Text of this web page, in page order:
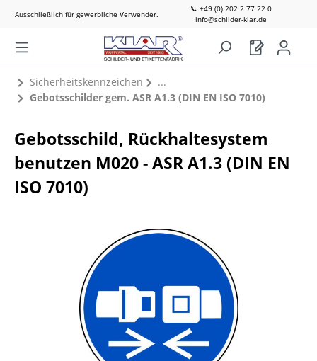
Ausschließlich für gewerbliche Verwender.
📞 +49 (0) 202 2 77 22 0
info@schilder-klar.de
Sicherheitskennzeichen
Gebotsschilder gem. ASR A1.3 (DIN EN ISO 7010)
Gebotsschild, Rückhaltesystem
benutzen M020 - ASR A1.3 (DIN EN
ISO 7010)